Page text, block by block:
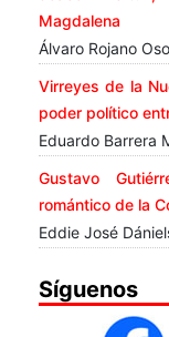
Magdalena
Álvaro Rojano
Virreyes de la
poder político
Eduardo Barrera
Gustavo
romántico de la
Eddie José
Síguenos